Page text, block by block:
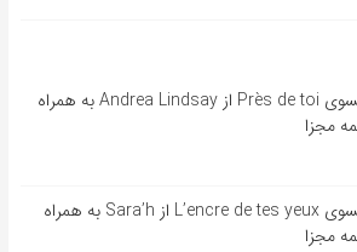
آهنگ فرانسوی Près de toi از Andrea Lindsay به همراه
مجزا
آهنگ فرانسوی L’encre de tes yeux از Sara’h به همراه
مجزا